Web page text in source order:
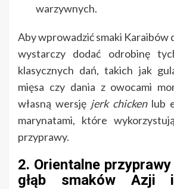
warzywnych.
Aby wprowadzić smaki Karaibów
wystarczy dodać odrobinę
klasycznych dań, takich jak
mięsa czy dania z owocami
własną wersję jerk chickenlub
marynatami, które
przyprawy.
2. Orientalne
głąb smaków Azji